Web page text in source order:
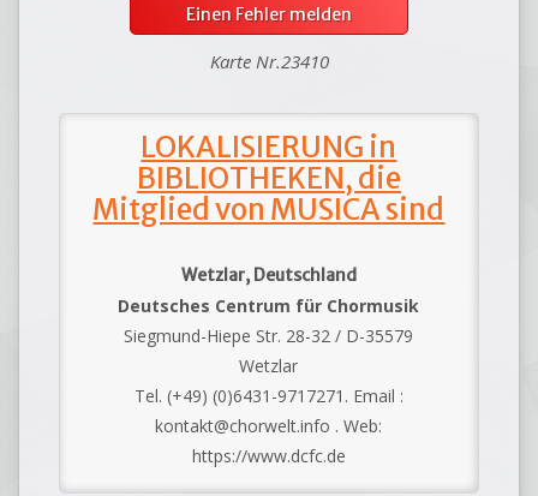
Einen Fehler melden
Karte Nr.23410
LOKALISIERUNG in
BIBLIOTHEKEN, die
Mitglied von MUSICA sind
Wetzlar, Deutschland
Deutsches Centrum für Chormusik
Siegmund-Hiepe Str. 28-32 / D-35579
Wetzlar
Tel. (+49) (0)6431-9717271. Email :
kontakt@chorwelt.info . Web:
https://www.dcfc.de